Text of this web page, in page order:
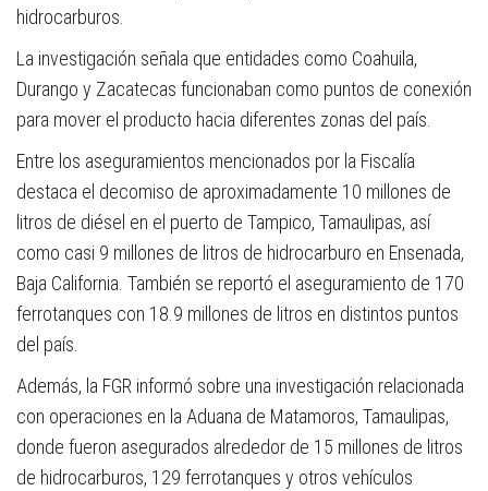
hidrocarburos.
La investigación señala que entidades como Coahuila,
Durango y Zacatecas funcionaban como puntos de conexión
para mover el producto hacia diferentes zonas del país.
Entre los aseguramientos mencionados por la Fiscalía
destaca el decomiso de aproximadamente 10 millones de
litros de diésel en el puerto de Tampico, Tamaulipas, así
como casi 9 millones de litros de hidrocarburo en Ensenada,
Baja California. También se reportó el aseguramiento de 170
ferrotanques con 18.9 millones de litros en distintos puntos
del país.
Además, la FGR informó sobre una investigación relacionada
con operaciones en la Aduana de Matamoros, Tamaulipas,
donde fueron asegurados alrededor de 15 millones de litros
de hidrocarburos, 129 ferrotanques y otros vehículos